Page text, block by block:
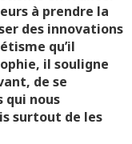
à prendre la
des innovations
qu’il
il souligne
de se
qui nous
surtout de les